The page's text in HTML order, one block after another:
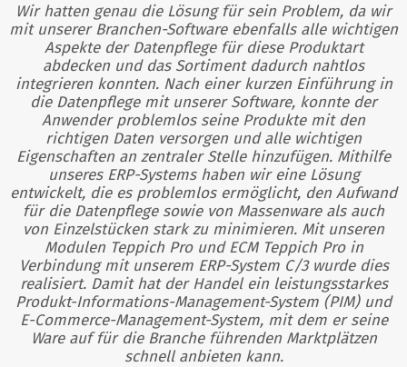
Wir hatten genau die Lösung für sein Problem, da wir
mit unserer Branchen-Software ebenfalls alle wichtigen
Aspekte der Datenpflege für diese Produktart
abdecken und das Sortiment dadurch nahtlos
integrieren konnten. Nach einer kurzen Einführung in
die Datenpflege mit unserer Software, konnte der
Anwender problemlos seine Produkte mit den
richtigen Daten versorgen und alle wichtigen
Eigenschaften an zentraler Stelle hinzufügen. Mithilfe
unseres ERP-Systems haben wir eine Lösung
entwickelt, die es problemlos ermöglicht, den Aufwand
für die Datenpflege sowie von Massenware als auch
von Einzelstücken stark zu minimieren. Mit unseren
Modulen Teppich Pro und ECM Teppich Pro in
Verbindung mit unserem ERP-System C/3 wurde dies
realisiert. Damit hat der Handel ein leistungsstarkes
Produkt-Informations-Management-System (PIM) und
E-Commerce-Management-System, mit dem er seine
Ware auf für die Branche führenden Marktplätzen
schnell anbieten kann.